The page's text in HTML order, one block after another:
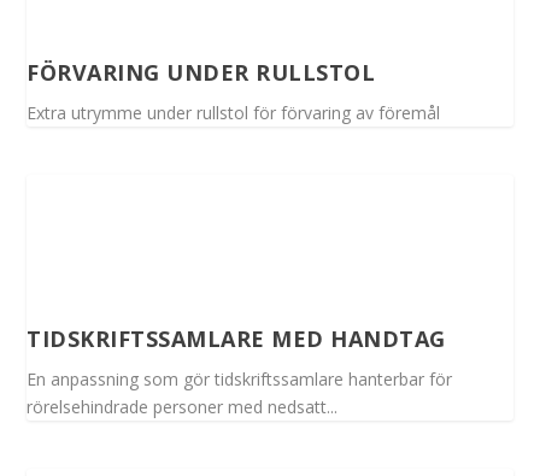
FÖRVARING UNDER RULLSTOL
Extra utrymme under rullstol för förvaring av föremål
TIDSKRIFTSSAMLARE MED HANDTAG
En anpassning som gör tidskriftssamlare hanterbar för
rörelsehindrade personer med nedsatt...